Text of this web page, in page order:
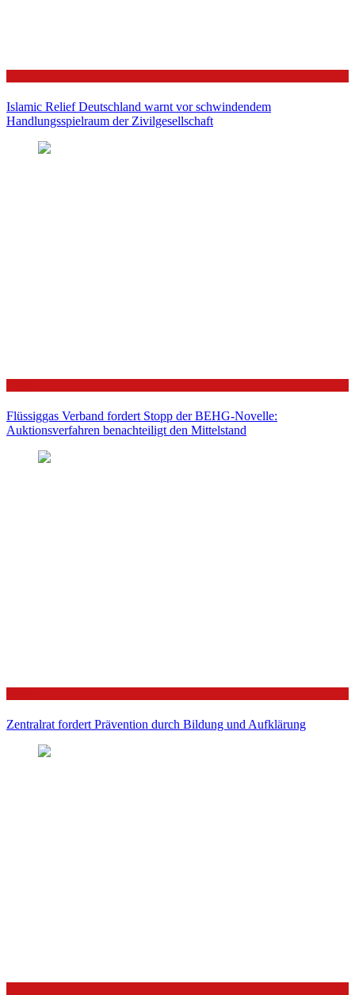
Islamic Relief Deutschland warnt vor schwindendem
Handlungsspielraum der Zivilgesellschaft
Flüssiggas Verband fordert Stopp der BEHG-Novelle:
Auktionsverfahren benachteiligt den Mittelstand
Zentralrat fordert Prävention durch Bildung und Aufklärung